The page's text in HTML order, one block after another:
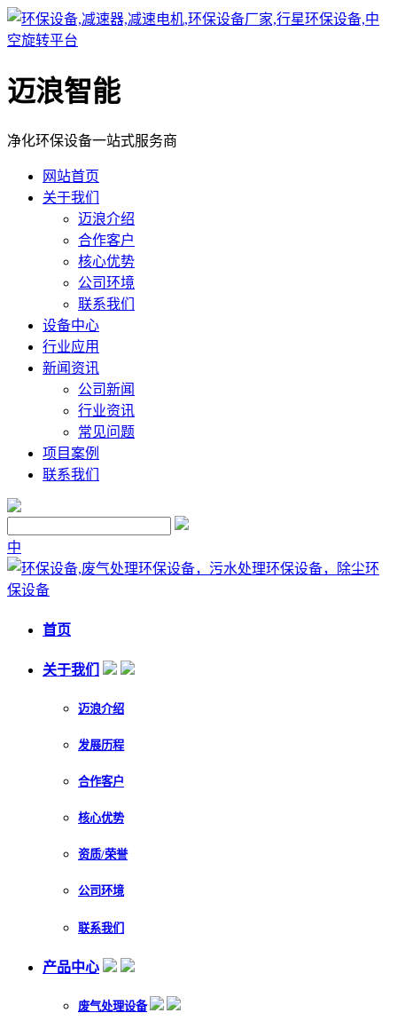
迈浪智能
净化环保设备一站式服务商
网站首页
关于我们
迈浪介绍
合作客户
核心优势
公司环境
联系我们
设备中心
行业应用
新闻资讯
公司新闻
行业资讯
常见问题
项目案例
联系我们
中
首页
关于我们
迈浪介绍
发展历程
合作客户
核心优势
资质/荣誉
公司环境
联系我们
产品中心
废气处理设备